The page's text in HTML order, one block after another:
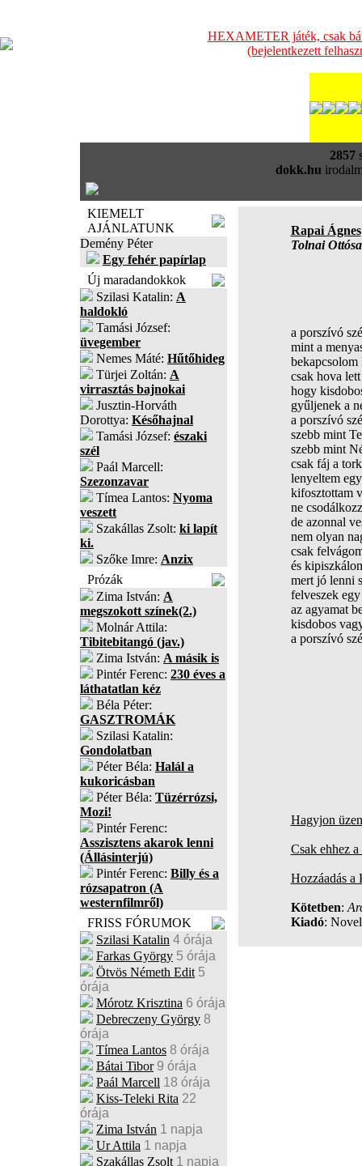
HEXAMETER játék, csak
(bejelentkezett
2857
dokk.hu
KIEMELT
AJÁNLATUNK
Demény Péter
Egy fehér papírlap
Új maradandokkok
Szilasi Katalin: A
haldokló
Tamási József:
üvegember
Nemes Máté: Hűtőhideg
Türjei Zoltán: A
virrasztás bajnokai
Jusztin-Horváth
Dorottya: Későhajnal
Tamási József: északi
szél
Paál Marcell:
Szezonzavar
Tímea Lantos: Nyoma
veszett
Szakállas Zsolt: ki lapít
ki.
Szőke Imre: Anzix
Prózák
Zima István: A
megszokott színek(2.)
Molnár Attila:
Tibitebitangó (jav.)
Zima István: A másik is
Pintér Ferenc: 230 éves a
láthatatlan kéz
Béla Péter:
GASZTROMÁK
Szilasi Katalin:
Gondolatban
Péter Béla: Halál a
kukoricásban
Péter Béla: Tüzérrózsi,
Mozi!
Pintér Ferenc:
Asszisztens akarok lenni
(Állásinterjú)
Pintér Ferenc: Billy és a
rózsapatron (A
westernfilmről)
FRISS FÓRUMOK
Szilasi Katalin 4 órája
Farkas György 5 órája
Ötvös Németh Edit 5
órája
Mórotz Krisztina 6 órája
Debreczeny György 8
órája
Tímea Lantos 8 órája
Bátai Tibor 9 órája
Paál Marcell 18 órája
Kiss-Teleki Rita 22
órája
Zima István 1 napja
Ur Attila 1 napja
Szakállas Zsolt 1 napja
Rapai Ágnes
Tolnai
a porszívó
mint a
csak hova
hogy
gyűljenek a
a porszívó
szebb mint
szebb mint
csak fáj a
lenyeltem
kifosztottam
ne
de azonnal
nem olyan
csak
és
mert jó lenni
felveszek
az agyamat
kisdobos
a porszívó
Hagyjon
Csak ehhez
Hozzáadás
Kötetben:
Kiadó: